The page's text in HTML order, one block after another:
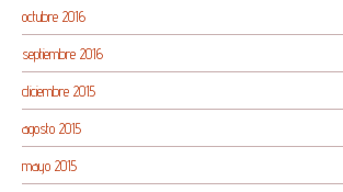
octubre 2016
septiembre 2016
diciembre 2015
agosto 2015
mayo 2015